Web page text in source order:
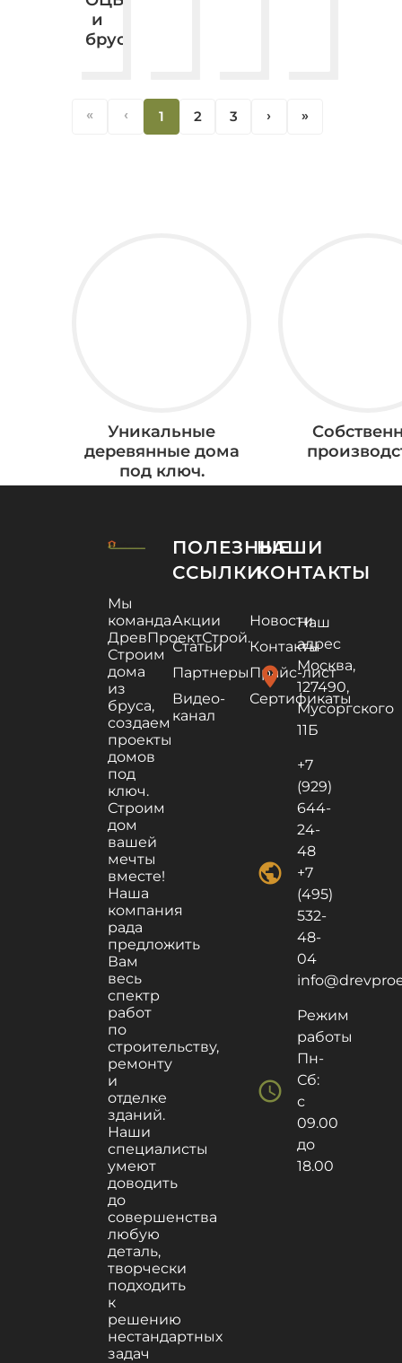
и
бруса.
« ‹ 1 2 3 ‹ «
Уникальные
деревянные дома
под ключ.
Мы
команда
ДревПроектСтрой.
Строим
дома
из
бруса,
создаем
проекты
домов
под
ключ.
Строим
дом
вашей
мечты
вместе!
Наша
компания
рада
предложить
Вам
весь
спектр
работ
по
строительству,
ремонту
и
отделке
зданий.
Наши
специалисты
умеют
доводить
до
совершенства
любую
деталь,
творчески
подходить
к
решению
нестандартных
задач
ПОЛЕЗНЫЕ
ССЫЛКИ
Акции
Новости
Статьи
Контакты
ПартнерыПрайс-лист
Видео-
канал
Сертификаты
НАШИ
КОНТАКТЫ
location_on
Наш
адрес
Москва,
127490,
Мусоргского
11Б
public
+7
(929)
644-
24-
48
+7
(495)
532-
48-
04
schedule
Режим
работы
Пн-
Сб:
с
09.00
до
18.00